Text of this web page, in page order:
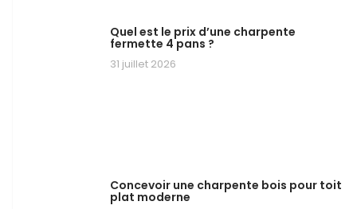
Quel est le prix d’une charpente
fermette 4 pans ?
31 juillet 2026
Concevoir une charpente bois pour toit
plat moderne